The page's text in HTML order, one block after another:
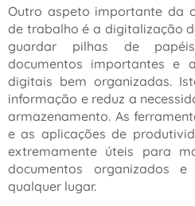
Outro aspeto importante da
de trabalho é a digitalização
guardar pilhas de
documentos importantes e
digitais bem organizadas.
informação e reduz a
armazenamento. As
e as aplicações de
extremamente úteis para
documentos organizados
qualquer lugar.